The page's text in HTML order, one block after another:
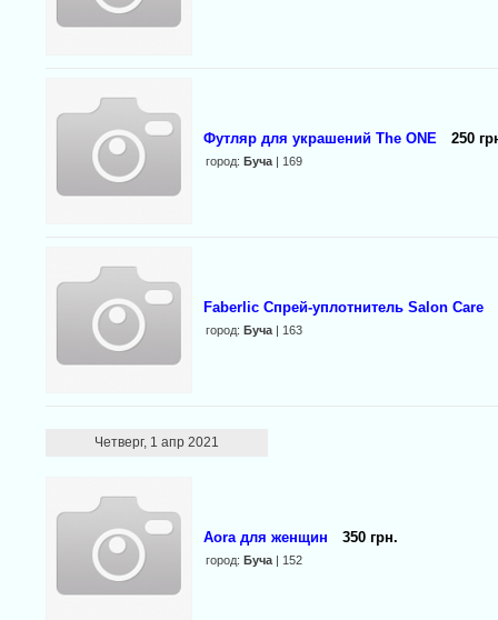
Футляр для украшений The ONE 250
город: Буча| 169
Faberlic Спрей-уплотнитель Salon Care
город: Буча| 163
Четверг, 1 апр 2021
Aora для женщин 350 грн.
город: Буча| 152